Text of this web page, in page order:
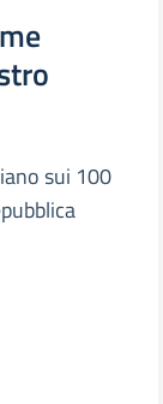
sui 100